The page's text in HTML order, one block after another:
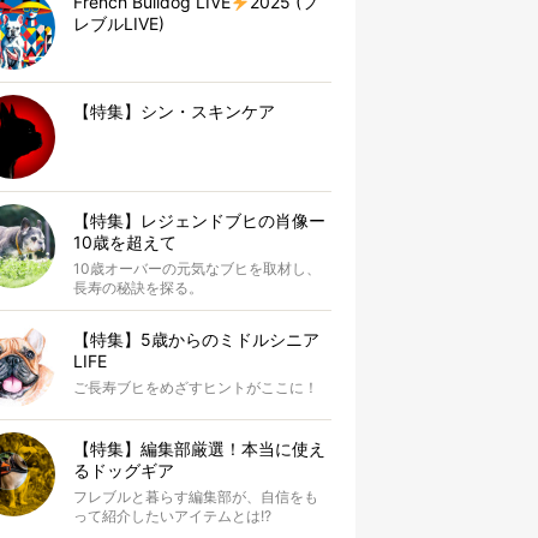
レブルLIVE)
【特集】シン・スキンケア
【特集】レジェンドブヒの肖像ー
10歳を超えて
10歳オーバーの元気なブヒを取材し、
長寿の秘訣を探る。
【特集】5歳からのミドルシニア
LIFE
ご長寿ブヒをめざすヒントがここに！
【特集】編集部厳選！本当に使え
るドッグギア
フレブルと暮らす編集部が、自信をも
って紹介したいアイテムとは!?